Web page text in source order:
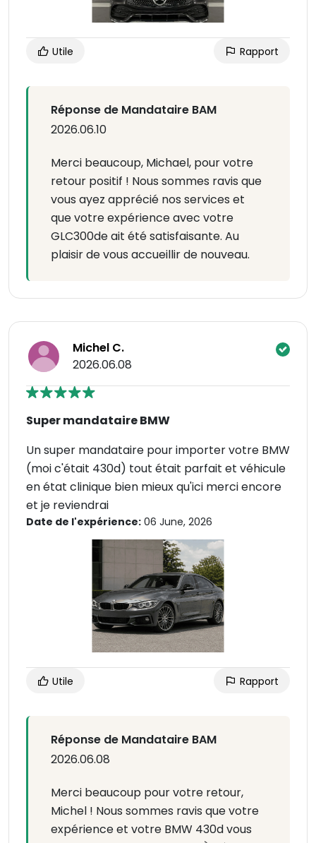
Utile Rapport
Réponse de Mandataire BAM
2026.06.10
Merci beaucoup, Michael, pour votre
retour positif ! Nous sommes ravis que
vous ayez apprécié nos services et
que votre expérience avec votre
GLC300de ait été satisfaisante. Au
plaisir de vous accueillir de nouveau.
Michel C.
2026.06.08
Super mandataire BMW
Un super mandataire pour importer votre BMW
(moi c'était 430d) tout était parfait et véhicule
en état clinique bien mieux qu'ici merci encore
et je reviendrai
Date de l'expérience: 06 June, 2026
Utile Rapport
Réponse de Mandataire BAM
2026.06.08
Merci beaucoup pour votre retour,
Michel ! Nous sommes ravis que votre
expérience et votre BMW 430d vous